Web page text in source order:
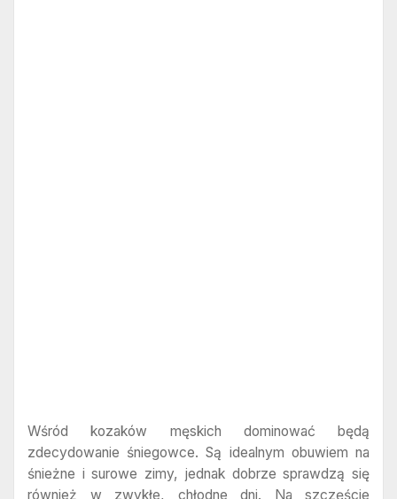
Wśród kozaków męskich dominować będą
zdecydowanie śniegowce. Są idealnym obuwiem na
śnieżne i surowe zimy, jednak dobrze sprawdzą się
również w zwykłe, chłodne dni. Na szczęście